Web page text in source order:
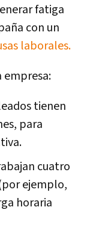
fatiga
con un
laborales.
empresa:
tienen
para
cuatro
ejemplo,
horaria